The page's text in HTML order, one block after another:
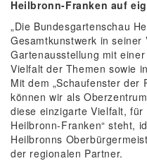
Heilbronn-Franken auf
„Die Bundesgartenschau
Gesamtkunstwerk in seiner
Gartenausstellung mit
Vielfalt der Themen sowie
Mit dem „Schaufenster der
können wir als
diese einzigarte Vielfalt, für
Heilbronn-Franken“ steht,
Heilbronns
der regionalen Partner.